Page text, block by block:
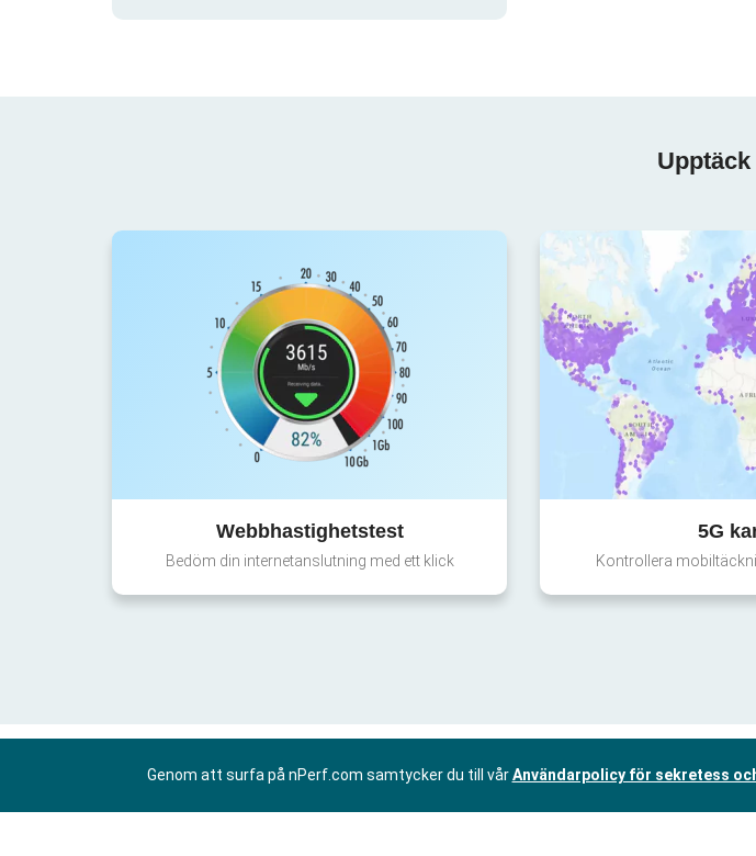
Webbhastighetstest
Bedöm din internetanslutning med ett klick
5G
Kontrollera
Genom att surfa på nPerf.com samtycker du till vårAnvändarpolicy för sekretess